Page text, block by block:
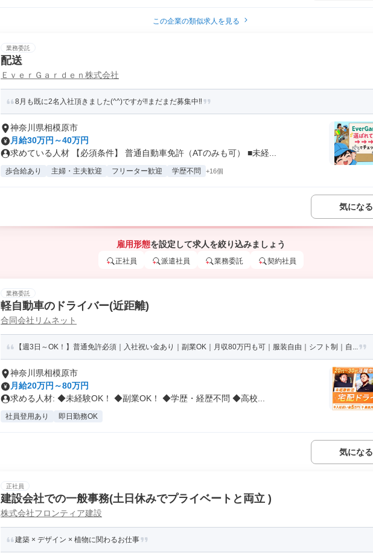
この企業の類似求人を見る
業務委託
配送
ＥｖｅｒＧａｒｄｅｎ株式会社
8月も既に2名入社頂きました(^^)ですが‼まだまだ募集中‼
神奈川県相模原市
月給30万円～40万円
求めている人材 【必須条件】 普通自動車免許（ATのみも可） ■未経...
歩合給あり 主婦・主夫歓迎 フリーター歓迎 学歴不問 +16個
気になる
雇用形態を設定して求人を絞り込みましょう
正社員 派遣社員 業務委託 契約社員
業務委託
軽自動車のドライバー(近距離)
合同会社リムネット
【週3日～OK！】普通免許必須｜入社祝い金あり｜副業OK｜月収80万円も可｜服装自由｜シフト制｜自...
神奈川県相模原市
月給20万円～80万円
求める人材: ◆未経験OK！ ◆副業OK！ ◆学歴・経歴不問 ◆高校...
社員登用あり 即日勤務OK
気になる
正社員
建設会社での一般事務(土日休みでプライベートと両立 )
株式会社フロンティア建設
建築 × デザイン × 植物に関わるお仕事